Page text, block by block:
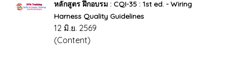
หลักสูตร ฝึกอบรม : CQI-35 : 1st ed. - Wiring
Harness Quality Guidelines
12 มิ.ย. 2569
(Content)